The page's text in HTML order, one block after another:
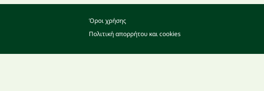
Όροι χρήσης
Πολιτική απορρήτου και cookies